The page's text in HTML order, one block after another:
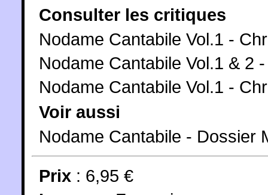
Consulter les critiques
Nodame Cantabile Vol.1 -
Nodame Cantabile Vol.1 & 2
Nodame Cantabile Vol.1 -
Voir aussi
Nodame Cantabile - Dossier
Prix : 6,95 €